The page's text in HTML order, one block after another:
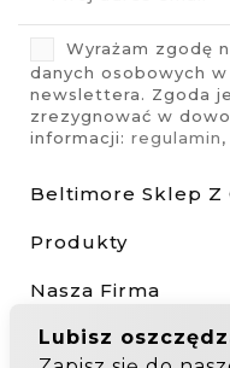
Wyrażam zgodę
danych osobowych
newslettera. Zgoda
zrezygnować w
informacji: regulamin,
Beltimore Sklep Z
Produkty
Nasza Firma
Odstąp od umowy tutaj